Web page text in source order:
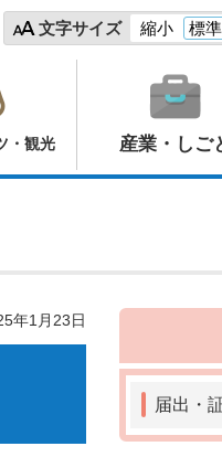
文字サイズ 縮小 標準
・観光 産業・しご
年1月23日
届出・